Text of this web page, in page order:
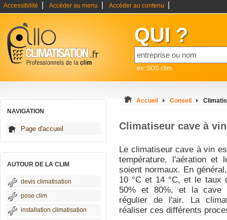
Accessibilité Accéder au menu Accéder au contenu
QUI ?
ex: SOS clim
NAVIGATION
Page d'accueil
AUTOUR DE LA CLIM
devis climatisation
pose clim
installation climatisation
Accueil Conseil
Climatiseur cave à vin
Le climatiseur cave à vin
température, l'aération
soient normaux. En
10 °C et 14 °C, et le taux
50% et 80%, et la cave
régulier de l'air. La
réaliser ces différents